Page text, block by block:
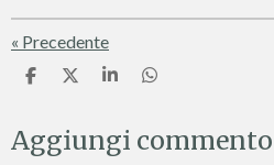
« Precedente
C
d
i
C
d
i
C
d
i
C
d
i
Aggiungi commento